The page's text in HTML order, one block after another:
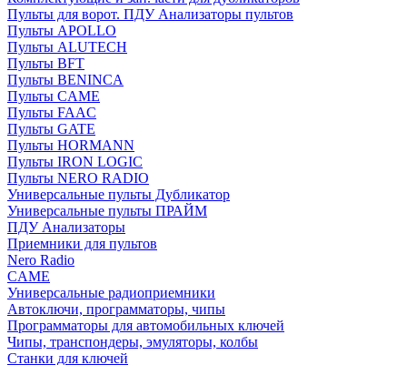
Пульты для ворот. ПДУ Анализаторы пультов
Пульты APOLLO
Пульты ALUTECH
Пульты BFT
Пульты BENINCA
Пульты CAME
Пульты FAAC
Пульты GATE
Пульты HORMANN
Пульты IRON LOGIC
Пульты NERO RADIO
Универсальные пульты Дубликатор
Универсальные пульты ПРАЙМ
ПДУ Анализаторы
Приемники для пультов
Nero Radio
CAME
Универсальные радиоприемники
Автоключи, программаторы, чипы
Программаторы для автомобильных ключей
Чипы, транспондеры, эмуляторы, колбы
Станки для ключей